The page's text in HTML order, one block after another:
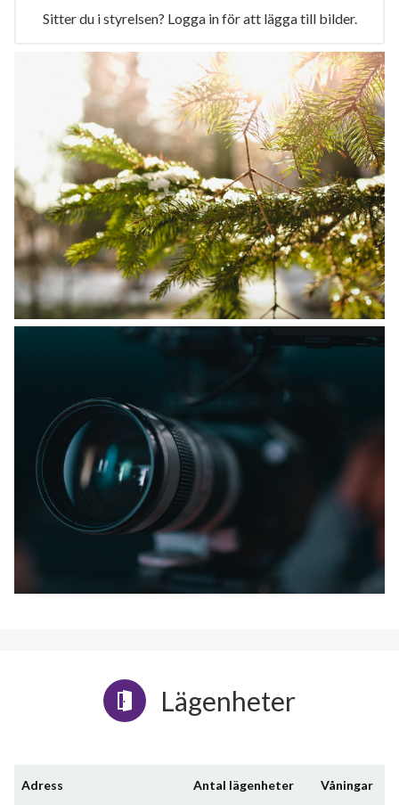
Sitter du i styrelsen? Logga in för att lägga till bilder.
Lägenheter
Adress Antal lägenheter Våningar